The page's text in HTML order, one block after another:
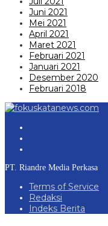
Juni 2021
Mei 2021
April 2021
Maret 2021
Februari 2021
Januari 2021
Desember 2020
Februari 2018
PT. Riandre Media Perkasa
Terms of Service
Redaksi
Indeks Berita